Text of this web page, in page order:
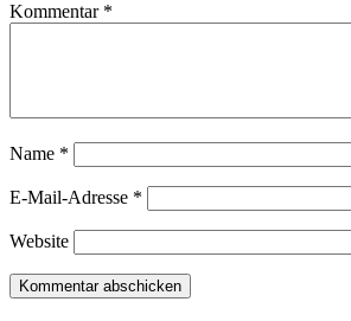
Kommentar *
Name *
E-Mail-Adresse *
Website